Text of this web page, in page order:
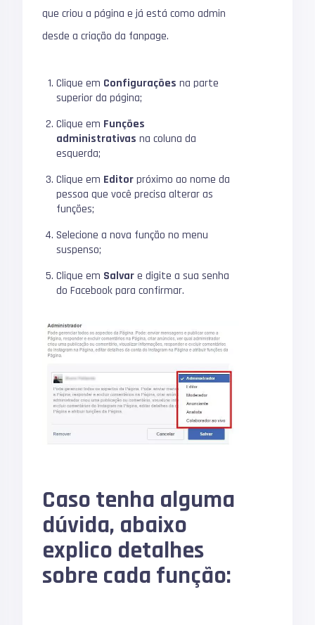
que criou a página e já está como admin
desde a criação da fanpage.
Clique em Configurações na parte
superior da página;
Clique em Funções
administrativas na coluna da
esquerda;
Clique em Editorpróximo ao nome da
pessoa que você precisa alterar as
funções;
Selecione a nova função no menu
suspenso;
Clique em Salvare digite a sua senha
do Facebook para confirmar.
Caso tenha alguma
dúvida, abaixo
explico detalhes
sobre cada função: